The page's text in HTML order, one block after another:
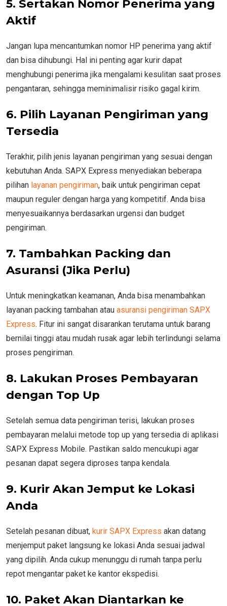
5. Sertakan Nomor Penerima yang
Aktif
Jangan lupa mencantumkan nomor HP penerima yang aktif
dan bisa dihubungi. Hal ini penting agar kurir dapat
menghubungi penerima jika mengalami kesulitan saat proses
pengantaran, sehingga meminimalisir risiko gagal kirim.
6. Pilih Layanan Pengiriman yang
Tersedia
Terakhir, pilih jenis layanan pengiriman yang sesuai dengan
kebutuhan Anda. SAPX Express menyediakan beberapa
pilihan layanan pengiriman, baik untuk pengiriman cepat
maupun reguler dengan harga yang kompetitif. Anda bisa
menyesuaikannya berdasarkan urgensi dan budget
pengiriman.
7. Tambahkan Packing dan
Asuransi (Jika Perlu)
Untuk meningkatkan keamanan, Anda bisa menambahkan
layanan packing tambahan atau asuransi pengiriman SAPX
Express. Fitur ini sangat disarankan terutama untuk barang
bernilai tinggi atau mudah rusak agar lebih terlindungi selama
proses pengiriman.
8. Lakukan Proses Pembayaran
dengan Top Up
Setelah semua data pengiriman terisi, lakukan proses
pembayaran melalui metode top up yang tersedia di aplikasi
SAPX Express Mobile. Pastikan saldo mencukupi agar
pesanan dapat segera diproses tanpa kendala.
9. Kurir Akan Jemput ke Lokasi
Anda
Setelah pesanan dibuat, kurir SAPX Express akan datang
menjemput paket langsung ke lokasi Anda sesuai jadwal
yang dipilih. Anda cukup menunggu di rumah tanpa perlu
repot mengantar paket ke kantor ekspedisi.
10. Paket Akan Diantarkan ke